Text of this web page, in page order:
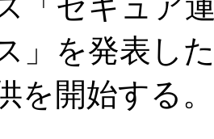
」を発表し
を開始する。